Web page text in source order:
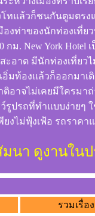
โทแล้วก็ชนกันตูมตร
องท่าของนักท่องเที่
ม. New York Hotel
ะอาด มีนักท่องเที่ย
มท้องแล้วก็ออกมาเ
อาจไม่เคยมีใครมา
ปรถที่ทำแบบง่ายๆ
งไม่ฟุ้งเฟ้อ รถราคา
นา ดูงานในป
รวมเรื่อ